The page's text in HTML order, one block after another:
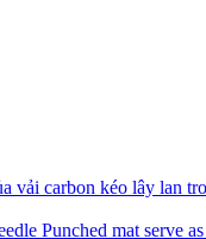
vải carbon kéo lây lan